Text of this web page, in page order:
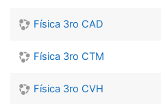
Física 3ro CAD
Física 3ro CTM
Física 3ro CVH